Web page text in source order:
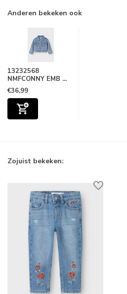
Anderen bekeken ook
13232568
NMFCONNY EMB ...
€36,99
Zojuist bekeken: